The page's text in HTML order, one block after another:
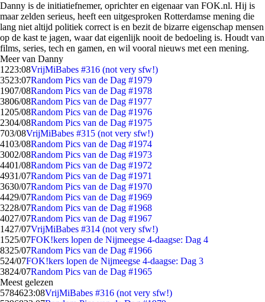
Danny is de initiatiefnemer, oprichter en eigenaar van FOK.nl. Hij is
maar zelden serieus, heeft een uitgesproken Rotterdamse mening die
lang niet altijd politiek correct is en bezit de bizarre eigenschap mensen
op de kast te jagen, waar dat eigenlijk nooit de bedoeling is. Houdt van
films, series, tech en gamen, en wil vooral nieuws met een mening.
Meer van Danny
1223:08VrijMiBabes #316 (not very sfw!)
3523:07Random Pics van de Dag #1979
1907/08Random Pics van de Dag #1978
3806/08Random Pics van de Dag #1977
1205/08Random Pics van de Dag #1976
2304/08Random Pics van de Dag #1975
703/08VrijMiBabes #315 (not very sfw!)
4103/08Random Pics van de Dag #1974
3002/08Random Pics van de Dag #1973
4401/08Random Pics van de Dag #1972
4931/07Random Pics van de Dag #1971
3630/07Random Pics van de Dag #1970
4429/07Random Pics van de Dag #1969
3228/07Random Pics van de Dag #1968
4027/07Random Pics van de Dag #1967
1427/07VrijMiBabes #314 (not very sfw!)
1525/07FOK!kers lopen de Nijmeegse 4-daagse: Dag 4
8325/07Random Pics van de Dag #1966
524/07FOK!kers lopen de Nijmeegse 4-daagse: Dag 3
3824/07Random Pics van de Dag #1965
Meest gelezen
5784623:08VrijMiBabes #316 (not very sfw!)